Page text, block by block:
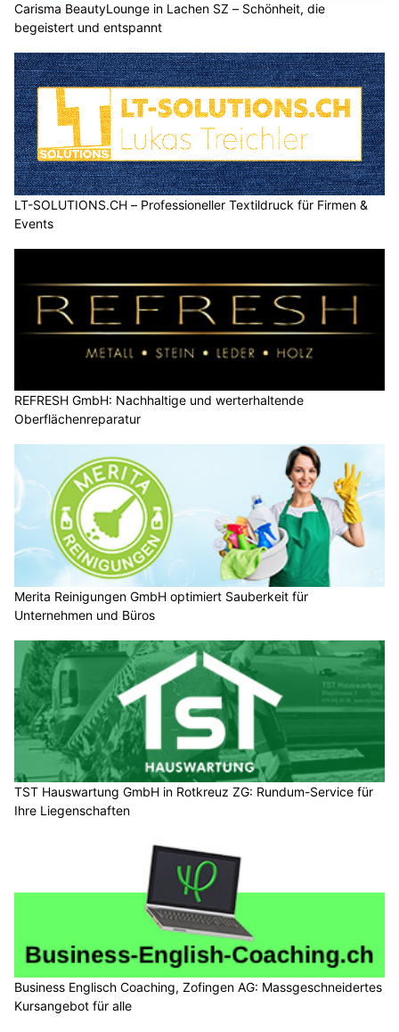
Carisma BeautyLounge in Lachen SZ – Schönheit, die
begeistert und entspannt
LT-SOLUTIONS.CH – Professioneller Textildruck für Firmen &
Events
REFRESH GmbH: Nachhaltige und werterhaltende
Oberflächenreparatur
Merita Reinigungen GmbH optimiert Sauberkeit für
Unternehmen und Büros
TST Hauswartung GmbH in Rotkreuz ZG: Rundum-Service für
Ihre Liegenschaften
Business Englisch Coaching, Zofingen AG: Massgeschneidertes
Kursangebot für alle